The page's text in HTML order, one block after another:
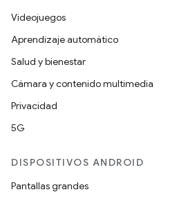
Videojuegos
Aprendizaje automático
Salud y bienestar
Cámara y contenido multimedia
Privacidad
5G
DISPOSITIVOS ANDROID
Pantallas grandes